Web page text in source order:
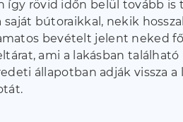
rövid időn belül tovább
bútoraikkal, nekik
bevételt jelent neked
ami a lakásban
állapotban adják vissza